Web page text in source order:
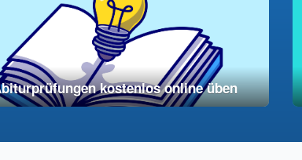
kostenlos online üben